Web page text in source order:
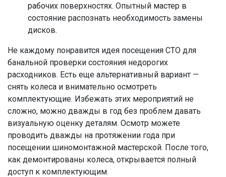
рабочих поверхностях. Опытный мастер в
состояние распознать необходимость замены
дисков.
Не каждому понравится идея посещения СТО для
банальной проверки состояния недорогих
расходников. Есть еще альтернативный вариант —
снять колеса и внимательно осмотреть
комплектующие. Избежать этих мероприятий не
сложно, можно дважды в год без проблем давать
визуальную оценку деталям. Осмотр можете
проводить дважды на протяжении года при
посещении шиномонтажной мастерской. После того,
как демонтированы колеса, открывается полный
доступ к комплектующим.